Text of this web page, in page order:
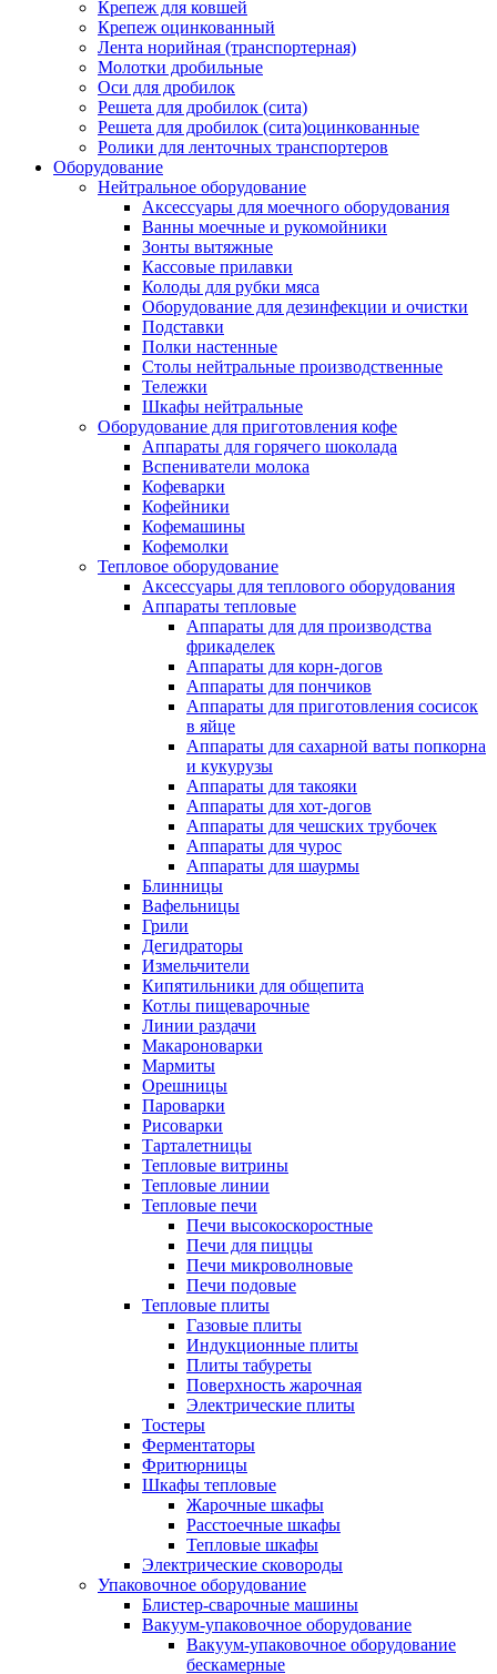
Крепеж для ковшей
Крепеж оцинкованный
Лента норийная (транспортерная)
Молотки дробильные
Оси для дробилок
Решета для дробилок (сита)
Решета для дробилок (сита)оцинкованные
Ролики для ленточных транспортеров
Оборудование
Нейтральное оборудование
Аксессуары для моечного оборудования
Ванны моечные и рукомойники
Зонты вытяжные
Кассовые прилавки
Колоды для рубки мяса
Оборудование для дезинфекции и очистки
Подставки
Полки настенные
Столы нейтральные производственные
Тележки
Шкафы нейтральные
Оборудование для приготовления кофе
Аппараты для горячего шоколада
Вспениватели молока
Кофеварки
Кофейники
Кофемашины
Кофемолки
Тепловое оборудование
Аксессуары для теплового оборудования
Аппараты тепловые
Аппараты для для производства
фрикаделек
Аппараты для корн-догов
Аппараты для пончиков
Аппараты для приготовления сосисок
в яйце
Аппараты для сахарной ваты попкорна
и кукурузы
Аппараты для такояки
Аппараты для хот-догов
Аппараты для чешских трубочек
Аппараты для чурос
Аппараты для шаурмы
Блинницы
Вафельницы
Грили
Дегидраторы
Измельчители
Кипятильники для общепита
Котлы пищеварочные
Линии раздачи
Макароноварки
Мармиты
Орешницы
Пароварки
Рисоварки
Тарталетницы
Тепловые витрины
Тепловые линии
Тепловые печи
Печи высокоскоростные
Печи для пиццы
Печи микроволновые
Печи подовые
Тепловые плиты
Газовые плиты
Индукционные плиты
Плиты табуреты
Поверхность жарочная
Электрические плиты
Тостеры
Ферментаторы
Фритюрницы
Шкафы тепловые
Жарочные шкафы
Расстоечные шкафы
Тепловые шкафы
Электрические сковороды
Упаковочное оборудование
Блистер-сварочные машины
Вакуум-упаковочное оборудование
Вакуум-упаковочное оборудование
беcкамерные